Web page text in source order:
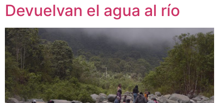
Devuelvan el agua al río